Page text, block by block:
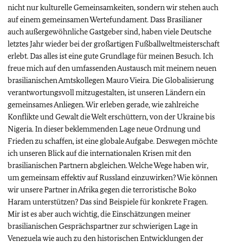
nicht nur kulturelle Gemeinsamkeiten, sondern wir stehen auch
auf einem gemeinsamen Wertefundament. Dass Brasilianer
auch außergewöhnliche Gastgeber sind, haben viele Deutsche
letztes Jahr wieder bei der großartigen Fußballweltmeisterschaft
erlebt. Das alles ist eine gute Grundlage für meinen Besuch. Ich
freue mich auf den umfassenden Austausch mit meinem neuen
brasilianischen Amtskollegen Mauro Vieira. Die Globalisierung
verantwortungsvoll mitzugestalten, ist unseren Ländern ein
gemeinsames Anliegen. Wir erleben gerade, wie zahlreiche
Konflikte und Gewalt die Welt erschüttern, von der Ukraine bis
Nigeria. In dieser beklemmenden Lage neue Ordnung und
Frieden zu schaffen, ist eine globale Aufgabe. Deswegen möchte
ich unseren Blick auf die internationalen Krisen mit den
brasilianischen Partnern abgleichen. Welche Wege haben wir,
um gemeinsam effektiv auf Russland einzuwirken? Wie können
wir unsere Partner in Afrika gegen die terroristische Boko
Haram unterstützen? Das sind Beispiele für konkrete Fragen.
Mir ist es aber auch wichtig, die Einschätzungen meiner
brasilianischen Gesprächspartner zur schwierigen Lage in
Venezuela wie auch zu den historischen Entwicklungen der